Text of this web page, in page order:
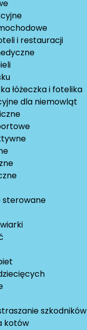
i restauracji
łóżeczka i fotelika
dla niemowląt
sterowane
szkodników
kotów